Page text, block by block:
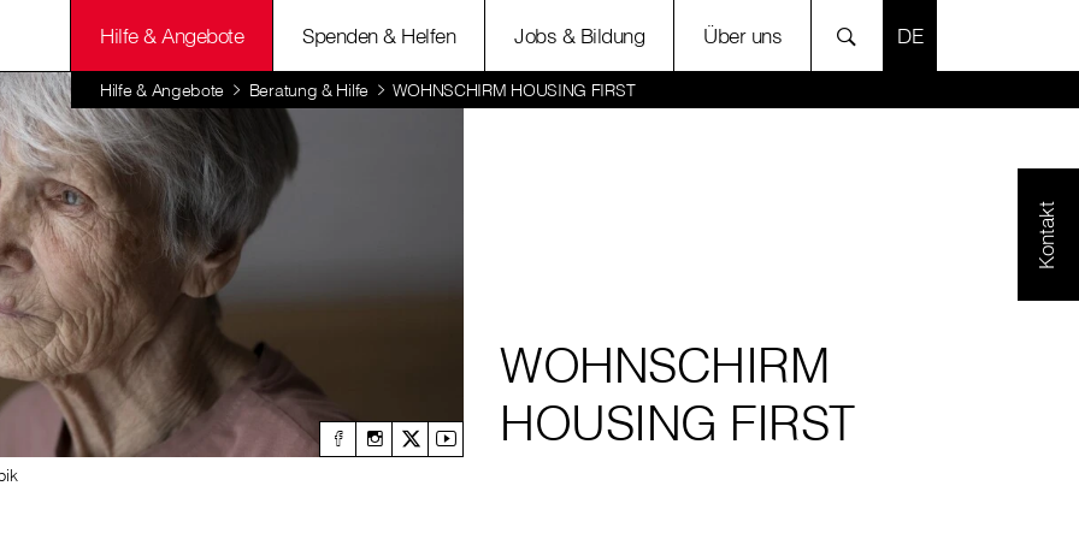
Hilfe & Angebote Spenden & Helfen Jobs & Bildung Über uns SPRACHE
Hilfe & Angebote Beratung & Hilfe WOHNSCHIRM HOUSING FIRST
Kontakt
WOHNSCHIRM
HOUSING FIRST